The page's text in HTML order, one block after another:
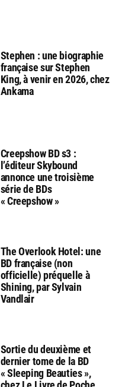
Stephen : une biographie
française sur Stephen
King, à venir en 2026, chez
Ankama
Creepshow BD s3 :
l’éditeur Skybound
annonce une troisième
série de BDs
« Creepshow »
The Overlook Hotel: une
BD française (non
officielle) préquelle à
Shining, par Sylvain
Vandlair
Sortie du deuxième et
dernier tome de la BD
« Sleeping Beauties »,